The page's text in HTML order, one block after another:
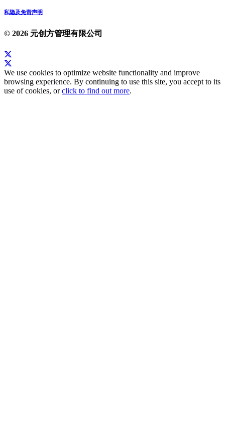
私隐及免责声明
© 2026 元创方管理有限公司
We use cookies to optimize website functionality and improve
browsing experience. By continuing to use this site, you accept to its
use of cookies, orclick to find out more.